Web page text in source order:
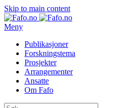
Skip to main content
Meny
Publikasjoner
Forskningstema
Prosjekter
Arrangementer
Ansatte
Om Fafo